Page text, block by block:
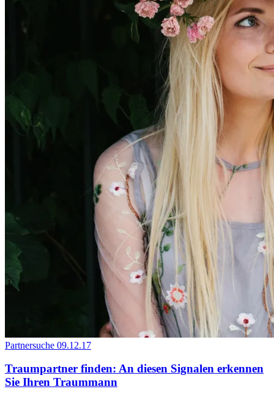
Partnersuche 09.12.17
Traumpartner finden: An diesen Signalen erkennen
Sie Ihren Traummann